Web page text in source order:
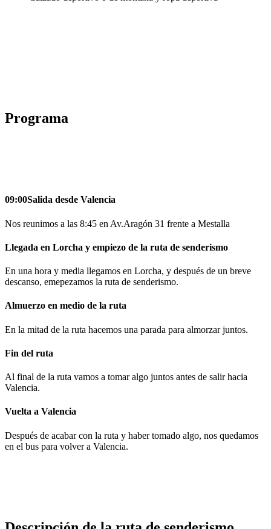
Programa
09:00Salida desde Valencia
Nos reunimos a las 8:45 en Av.Aragón 31 frente a Mestalla
Llegada en Lorcha y empiezo de la ruta de senderismo
En una hora y media llegamos en Lorcha, y después de un breve
descanso, emepezamos la ruta de senderismo.
Almuerzo en medio de la ruta
En la mitad de la ruta hacemos una parada para almorzar juntos.
Fin del ruta
Al final de la ruta vamos a tomar algo juntos antes de salir hacia
Valencia.
Vuelta a Valencia
Después de acabar con la ruta y haber tomado algo, nos quedamos
en el bus para volver a Valencia.